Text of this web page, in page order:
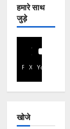
हमारे साथ
जुड़े
Facebook
X YouTube
खोजे